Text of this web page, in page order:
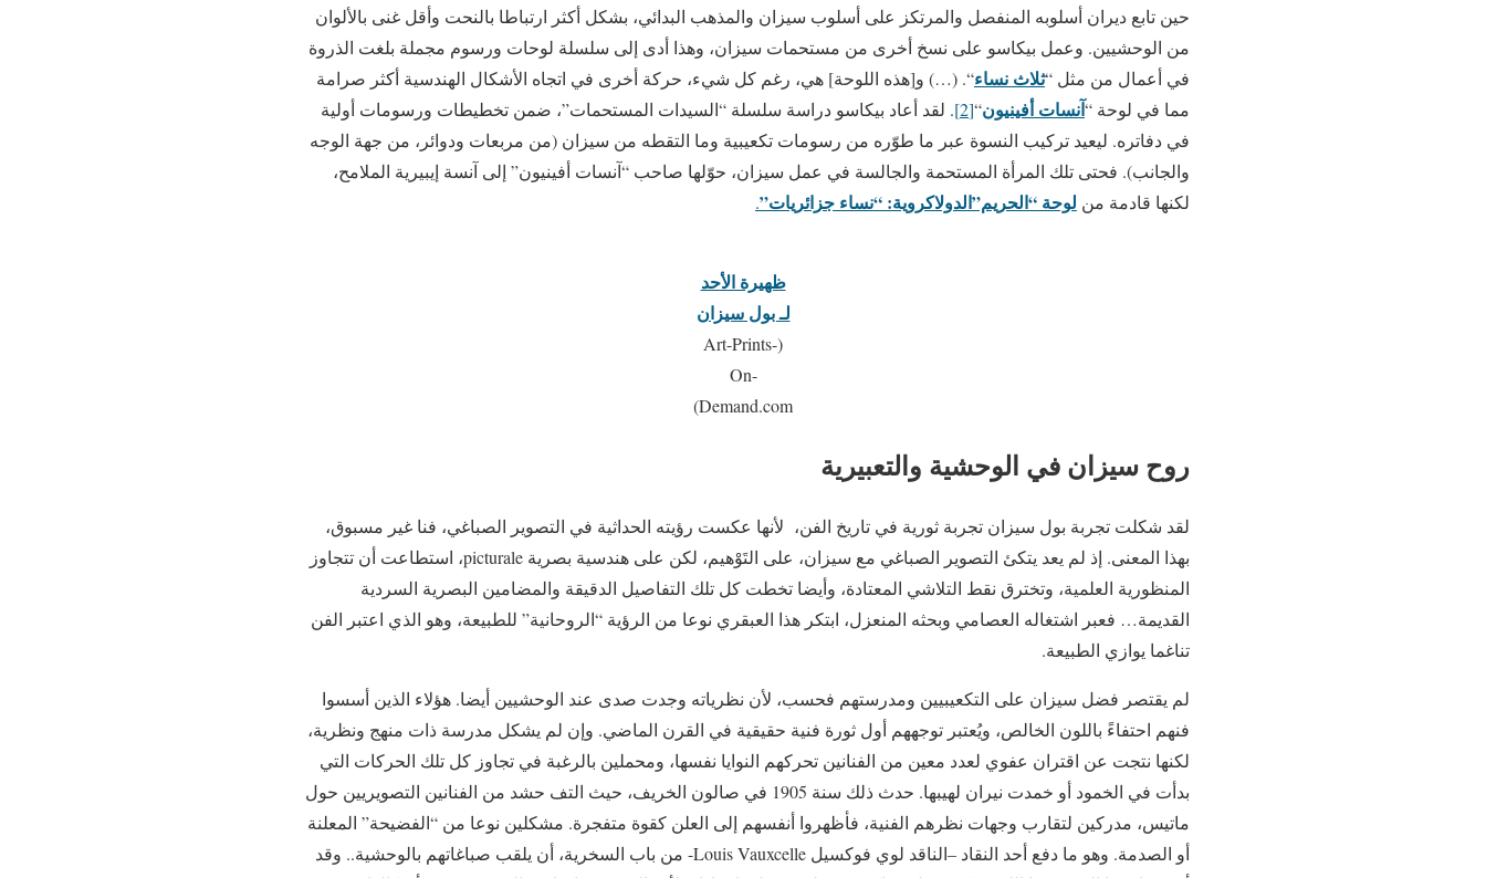
حين تابع ديران أسلوبه المنفصل والمرتكز على أسلوب سيزان والمذهب البدائي، بشكل أكثر ارتباطا بالنحت وأقل غنى بالألوان
من الوحشيين. وعمل بيكاسو على نسخ أخرى من مستحمات سيزان، وهذا أدى إلى سلسلة لوحات ورسوم مجملة بلغت الذروة
في أعمال من مثل “ثلاث نساء“. (…) و[هذه اللوحة] هي، رغم كل شيء، حركة أخرى في اتجاه الأشكال الهندسية أكثر صرامة
مما في لوحة “آنسات أفينيون“
[2]
. لقد أعاد بيكاسو دراسة سلسلة “السيدات المستحمات”، ضمن تخطيطات ورسومات أولية
في دفاتره. ليعيد تركيب النسوة عبر ما طوّره من رسومات تكعيبية وما التقطه من سيزان (من مربعات ودوائر، من جهة الوجه
والجانب). فحتى تلك المرأة المستحمة والجالسة في عمل سيزان، حوّلها صاحب “آنسات أفينيون” إلى آنسة إيبيرية الملامح،
لكنها قادمة من لوحة “الحريم”الدولاكروية: “نساء جزائريات”.
ظهيرة الأحد
لـ بول سيزان
(Art-Prints-
On-
Demand.com)
روح سيزان في الوحشية والتعبيرية
لقد شكلت تجربة بول سيزان تجربة ثورية في تاريخ الفن، لأنها عكست رؤيته الحداثية في التصوير الصباغي، فنا غير مسبوق،
بهذا المعنى. إذ لم يعد يتكئ التصوير الصباغي مع سيزان، على التَوْهيم، لكن على هندسية بصرية picturale، استطاعت أن تتجاوز
المنظورية العلمية، وتخترق نقط التلاشي المعتادة، وأيضا تخطت كل تلك التفاصيل الدقيقة والمضامين البصرية السردية
القديمة… فعبر اشتغاله العصامي وبحثه المنعزل، ابتكر هذا العبقري نوعا من الرؤية “الروحانية” للطبيعة، وهو الذي اعتبر الفن
تناغما يوازي الطبيعة.
لم يقتصر فضل سيزان على التكعيبيين ومدرستهم فحسب، لأن نظرياته وجدت صدى عند الوحشيين أيضا. هؤلاء الذين أسسوا
فنهم احتفاءً باللون الخالص، ويُعتبر توجههم أول ثورة فنية حقيقية في القرن الماضي. وإن لم يشكل مدرسة ذات منهج ونظرية،
لكنها نتجت عن اقتران عفوي لعدد معين من الفنانين تحركهم النوايا نفسها، ومحملين بالرغبة في تجاوز كل تلك الحركات التي
بدأت في الخمود أو خمدت نيران لهيبها. حدث ذلك سنة 1905 في صالون الخريف، حيث التف حشد من الفنانين التصويريين حول
ماتيس، مدركين لتقارب وجهات نظرهم الفنية، فأظهروا أنفسهم إلى العلن كقوة متفجرة. مشكلين نوعا من “الفضيحة” المعلنة
أو الصدمة. وهو ما دفع أحد النقاد –الناقد لوي فوكسيل Louis Vauxcelle- من باب السخرية، أن يلقب صباغاتهم بالوحشية.. وقد